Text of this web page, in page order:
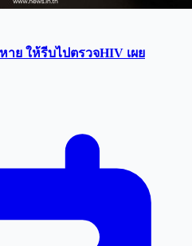
าย ให้รีบไปตรวจHIV เผย